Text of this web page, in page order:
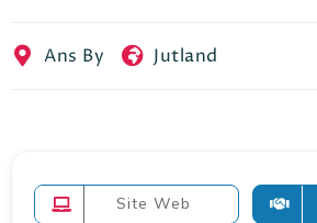
Ans By Jutland
Site Web